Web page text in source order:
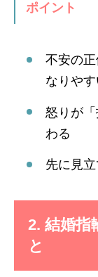
ポイント
不安の
なりやす
怒りが
わる
先に見
2. 結婚指
と